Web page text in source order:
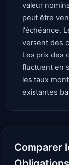
valeur
peut être
l'échéance.
versent des
Les prix des
fluctuent en
les taux
existantes
Comparer